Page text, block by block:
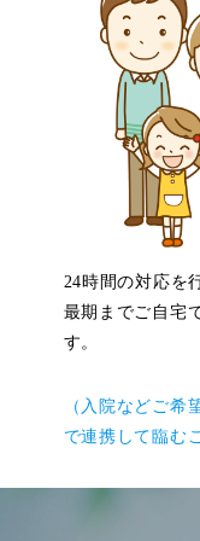
24時間の対応を
最期までご自宅
す。
（入院などご希
で連携して臨む